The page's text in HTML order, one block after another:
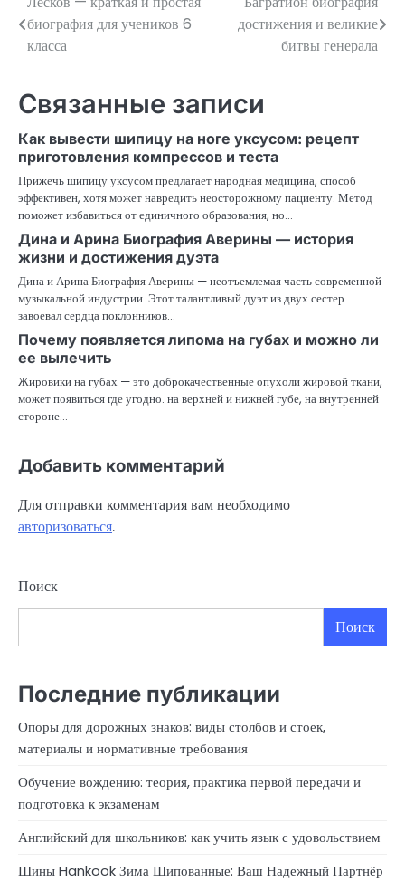
Навигация
по
биография для учеников 6
класса
достижения и великие
битвы генерала
Связанные записи
Как вывести шипицу на ноге уксусом: рецепт
приготовления компрессов и теста
Прижечь шипицу уксусом предлагает народная медицина, способ
эффективен, хотя может навредить неосторожному пациенту. Метод
поможет избавиться от единичного образования, но…
Дина и Арина Биография Аверины — история
жизни и достижения дуэта
Дина и Арина Биография Аверины — неотъемлемая часть современной
музыкальной индустрии. Этот талантливый дуэт из двух сестер
завоевал сердца поклонников…
Почему появляется липома на губах и можно ли
ее вылечить
Жировики на губах — это доброкачественные опухоли жировой ткани,
может появиться где угодно: на верхней и нижней губе, на внутренней
стороне…
Добавить комментарий
Для отправки комментария вам необходимо
авторизоваться.
Поиск
Поиск
Последние публикации
Опоры для дорожных знаков: виды столбов и стоек,
материалы и нормативные требования
Обучение вождению: теория, практика первой передачи и
подготовка к экзаменам
Английский для школьников: как учить язык с удовольствием
Шины Hankook Зима Шипованные: Ваш Надежный Партнёр